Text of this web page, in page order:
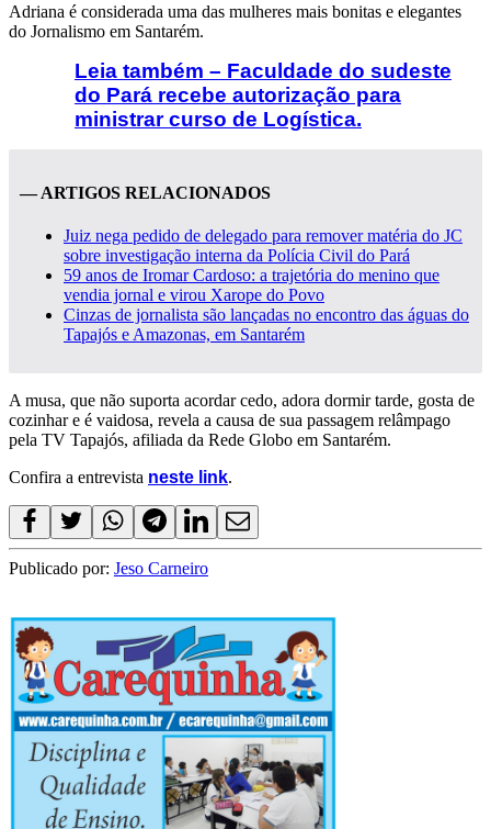
Adriana é considerada uma das mulheres mais bonitas e elegantes
do Jornalismo em Santarém.
Leia também – Faculdade do sudeste
do Pará recebe autorização para
ministrar curso de Logística.
— ARTIGOS RELACIONADOS
Juiz nega pedido de delegado para remover matéria do JC
sobre investigação interna da Polícia Civil do Pará
59 anos de Iromar Cardoso: a trajetória do menino que
vendia jornal e virou Xarope do Povo
Cinzas de jornalista são lançadas no encontro das águas do
Tapajós e Amazonas, em Santarém
A musa, que não suporta acordar cedo, adora dormir tarde, gosta de
cozinhar e é vaidosa, revela a causa de sua passagem relâmpago
pela TV Tapajós, afiliada da Rede Globo em Santarém.
Confira a entrevista neste link.
Publicado por: Jeso Carneiro